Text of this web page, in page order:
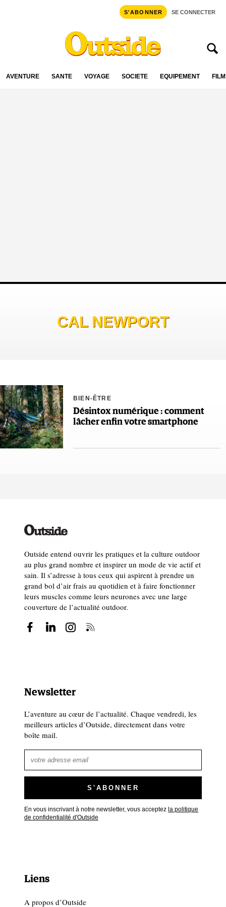
S'ABONNER SE CONNECTER
AVENTURE SANTÉ VOYAGE SOCIÉTÉ ÉQUIPEMENT
CAL NEWPORT
BIEN-ÊTRE
Désintox numérique : comment
lâcher enfin votre smartphone
Outside entend ouvrir les pratiques et la culture outdoor
au plus grand nombre et inspirer un mode de vie actif et
sain. Il s’adresse à tous ceux qui aspirent à prendre un
grand bol d’air frais au quotidien et à faire fonctionner
leurs muscles comme leurs neurones avec une large
couverture de l’actualité outdoor.
Newsletter
L’aventure au cœur de l’actualité. Chaque vendredi, les
meilleurs articles d’Outside, directement dans votre
boîte mail.
En vous inscrivant à notre newsletter, vous acceptez la politique
de confidentialité d'Outside
Liens
A propos d’Outside